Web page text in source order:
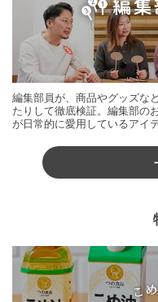
編集部員が、商品やグッズな
たりして徹底検証。編集部の
が日常的に愛用しているアイ